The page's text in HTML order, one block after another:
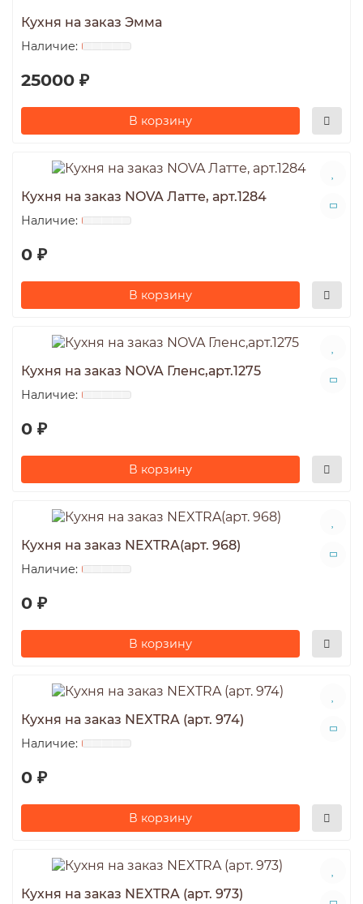
Кухня на заказ Эмма
25000 ₽
В корзину
Кухня на заказ NOVA Латте, арт.1284
0 ₽
В корзину
Кухня на заказ NOVA Гленс,арт.1275
0 ₽
В корзину
Кухня на заказ NEXTRA(арт. 968)
0 ₽
В корзину
Кухня на заказ NEXTRA (арт. 974)
0 ₽
В корзину
Кухня на заказ NEXTRA (арт. 973)